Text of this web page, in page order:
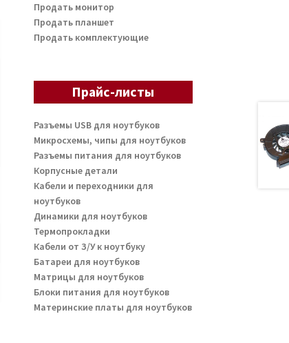
Продать монитор
Продать планшет
Продать комплектующие
Прайс-листы
Разъемы USB для ноутбуков
Микросхемы, чипы для ноутбуков
Разъемы питания для ноутбуков
Корпусные детали
Кабели и переходники для
ноутбуков
Динамики для ноутбуков
Термопрокладки
Кабели от З/У к ноутбуку
Батареи для ноутбуков
Матрицы для ноутбуков
Блоки питания для ноутбуков
Материнские платы для ноутбуков